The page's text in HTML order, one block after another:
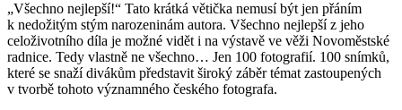
„Všechno nejlepší!“ Tato krátká větička nemusí být jen přáním
k nedožitým stým narozeninám autora. Všechno nejlepší z jeho
celoživotního díla je možné vidět i na výstavě ve věži Novoměstské
radnice. Tedy vlastně ne všechno… Jen 100 fotografií. 100 snímků,
které se snaží divákům představit široký záběr témat zastoupených
v tvorbě tohoto významného českého fotografa.